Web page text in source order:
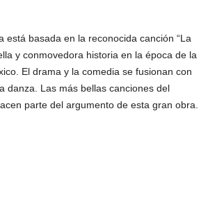
está basada en la reconocida canción “La
y conmovedora historia en la época de la
El drama y la comedia se fusionan con
danza. Las más bellas canciones del
parte del argumento de esta gran obra.